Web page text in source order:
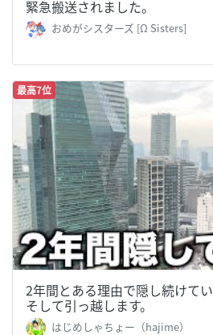
緊急搬送されました。
おめがシスターズ [Ω Sisters]
最高7位
2年間とある理由で隠し続けてい
そして引っ越します。
はじめしゃちょー（hajime）